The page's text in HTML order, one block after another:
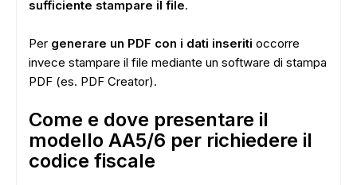
ADS
sufficiente stampare il file.
Per generare un PDF con i dati inseriti occorre
invece stampare il file mediante un software di stampa
PDF (es. PDF Creator).
Come e dove presentare il
modello AA5/6 per richiedere il
codice fiscale